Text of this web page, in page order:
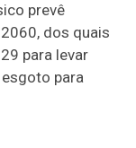
prevê
dos quais
para levar
para